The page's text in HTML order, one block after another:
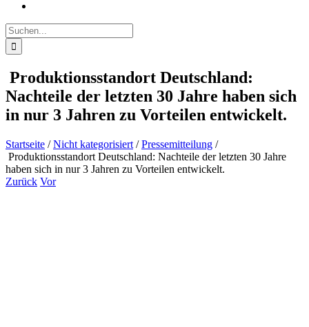
Suche
nach:
Produktionsstandort Deutschland:
Nachteile der letzten 30 Jahre haben sich
in nur 3 Jahren zu Vorteilen entwickelt.
Startseite /Nicht kategorisiert /Pressemitteilung /
Produktionsstandort Deutschland: Nachteile der letzten 30 Jahre
haben sich in nur 3 Jahren zu Vorteilen entwickelt.
Zurück Vor